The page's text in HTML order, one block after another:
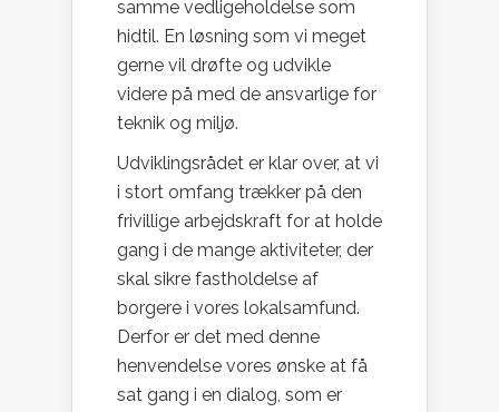
samme vedligeholdelse som
hidtil. En løsning som vi meget
gerne vil drøfte og udvikle
videre på med de ansvarlige for
teknik og miljø.
Udviklingsrådet er klar over, at vi
i stort omfang trækker på den
frivillige arbejdskraft for at holde
gang i de mange aktiviteter, der
skal sikre fastholdelse af
borgere i vores lokalsamfund.
Derfor er det med denne
henvendelse vores ønske at få
sat gang i en dialog, som er